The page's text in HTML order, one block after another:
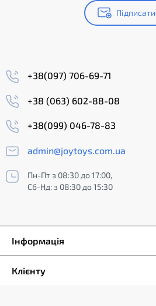
+38(097) 706-69-71
+38 (063) 602-88-08
+38(099) 046-78-83
admin@joytoys.com.ua
Пн-Пт з 08:30 до 17:00,
Сб-Нд: з 08:30 до 15:30
Інформація
Клієнту